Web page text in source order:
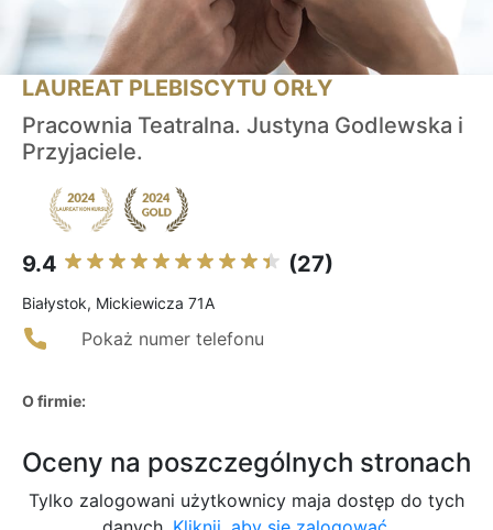
LAUREAT PLEBISCYTU ORŁY
Pracownia Teatralna. Justyna Godlewska i
Przyjaciele.
9.4 (27)
Białystok, Mickiewicza 71A
Pokaż numer telefonu
O firmie:
Oceny na poszczególnych stronach
Tylko zalogowani użytkownicy maja dostęp do tych